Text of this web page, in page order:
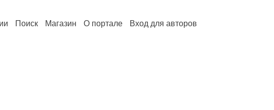
Поиск Магазин О портале Вход для авторов